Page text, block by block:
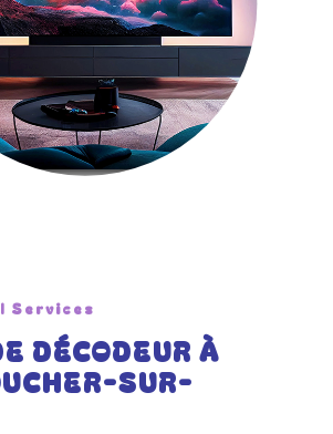
Services
DÉCODEUR À
SUR-